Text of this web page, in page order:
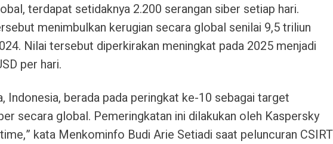
terdapat setidaknya 2.200 serangan siber setiap hari.
menimbulkan kerugian secara global senilai 9,5 triliun
Nilai tersebut diperkirakan meningkat pada 2025 menjadi
per hari.
Indonesia, berada pada peringkat ke-10 sebagai target
secara global. Pemeringkatan ini dilakukan oleh Kaspersky
kata Menkominfo Budi Arie Setiadi saat peluncuran CSIRT